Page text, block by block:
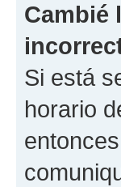
Cambié
Si está
horario